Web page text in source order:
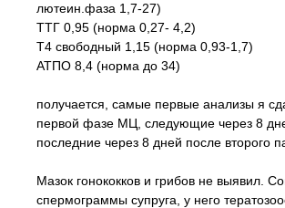
лютеин.фаза 1,7-27)
ТТГ 0,95 (норма 0,27- 4,2)
Т4 свободный 1,15 (норма 0,93-1,7)
АТПО 8,4 (норма до 34)
получается, самые первые анализы я
первой фазе МЦ, следующие через 8
последние через 8 дней после второго
Мазок гонококков и грибов не выявил.
спермограммы супруга, у него